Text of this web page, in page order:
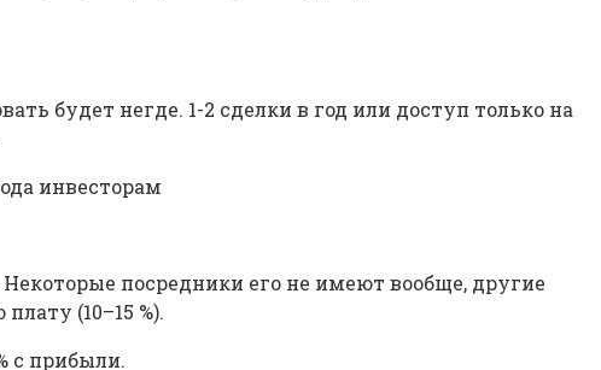
будет негде. 1-2 сделки в год или доступ только на
инвесторам
посредники его не имеют вообще, другие
(10–15 %).
с прибыли.